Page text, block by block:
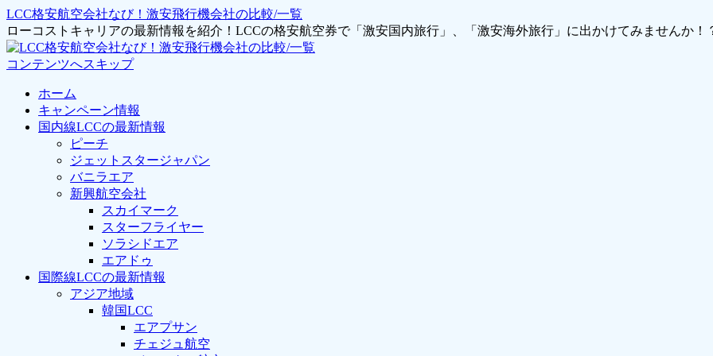
LCC格安航空会社なび！激安飛行機会社の比較/一覧
ローコストキャリアの最新情報を紹介！LCCの格安航空券で「激安国内旅行」、「激安海外旅行」に出かけてみませんか！
コンテンツへスキップ
ホーム
キャンペーン情報
国内線LCCの最新情報
ピーチ
ジェットスタージャパン
バニラエア
新興航空会社
スカイマーク
スターフライヤー
ソラシドエア
エアドゥ
国際線LCCの最新情報
アジア地域
韓国LCC
エアプサン
チェジュ航空